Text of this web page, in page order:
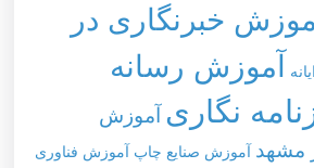
خبرنگاری در
آموزش رسانه
نگاری آموزش
مشهد آموزش صنایع چاپ آموزش فناوری